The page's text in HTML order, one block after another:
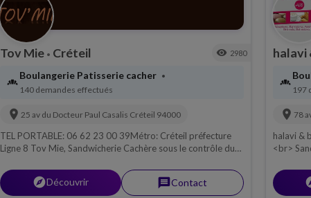
Tov Mie • Créteil visibility 2980
bakery_dining
Boulangerie Patisserie cacher •
140 demandes effectués
location_on25 av du Docteur Paul Casalis Créteil 94000
TEL PORTABLE: 06 62 23 00 39Métro: Créteil préfecture
Ligne 8 Tov Mie, Sandwicherie Cachère sous le contrôle du
explorerDécouvrir messageContact
halavi
bakery_dining
197
location_on 78
halavi &
<br>